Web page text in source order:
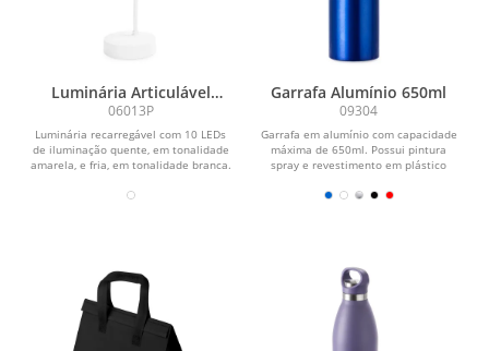
Luminária Articulável
Recarregável 10 LEDs
06013P
Luminária recarregável com 10 LEDs
de iluminação quente, em tonalidade
amarela, e fria, em tonalidade branca.
Garrafa Alumínio 650ml
09304
Garrafa em alumínio com capacidade
máxima de 650ml. Possui pintura
spray e revestimento em plástico